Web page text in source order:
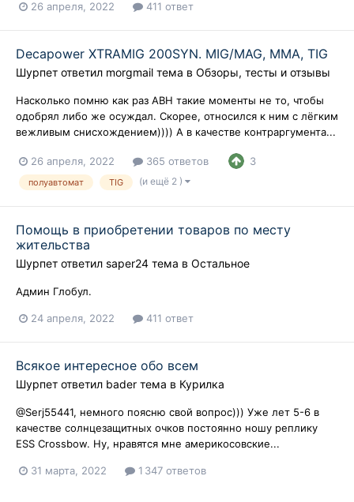
26 апреля, 2022 411 ответ
Decapower XTRAMIG 200SYN. MIG/MAG, MMA, TIG
Шурпет ответил morgmail тема в Обзоры, тесты и отзывы
Насколько помню как раз АВН такие моменты не то, чтобы
одобрял либо же осуждал. Скорее, относился к ним с лёгким
вежливым снисхождением)))) А в качестве контраргумента...
26 апреля, 2022 365 ответов 3
полуавтомат TIG (и ещё 2 )
Помощь в приобретении товаров по месту
жительства
Шурпет ответил saper24 тема в Остальное
Админ Глобул.
24 апреля, 2022 411 ответ
Всякое интересное обо всем
Шурпет ответил bader тема в Курилка
@Serj55441, немного поясню свой вопрос))) Уже лет 5-6 в
качестве солнцезащитных очков постоянно ношу реплику
ESS Crossbow. Ну, нравятся мне америкосовские...
31 марта, 2022 1 347 ответов